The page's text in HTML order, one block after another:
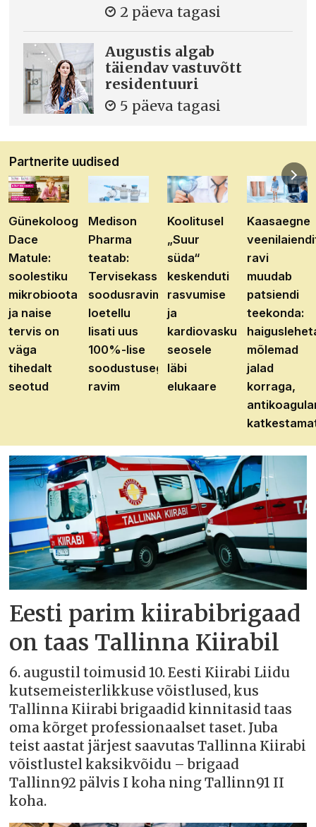
2 päeva tagasi
Augustis algab
täiendav vastuvõtt
residentuuri
5 päeva tagasi
Partnerite uudised
Günekoloog
Dace
Matule:
soolestiku
mikrobioota
ja naise
tervis on
väga
tihedalt
seotud
Medison
Pharma
teatab:
Tervisekassa
soodusravimite
loetellu
lisati uus
100%-lise
soodustusega
ravim
Koolitusel
„Suur
süda“
keskenduti
rasvumise
ja
kardiovaskulaarhaiguste
seosele
läbi
elukaare
Kaasaegne
ravi
muudab
patsiendi
teekonda:
mõlemad
jalad
korraga,
Eesti parim kiirabibrigaad
on taas Tallinna Kiirabil
6. augustil toimusid 10. Eesti Kiirabi Liidu
kutsemeisterlikkuse võistlused, kus
Tallinna Kiirabi brigaadid kinnitasid taas
oma kõrget professionaalset taset. Juba
teist aastat järjest saavutas Tallinna Kiirabi
võistlustel kaksikvõidu – brigaad
Tallinn92 pälvis I koha ning Tallinn91 II
koha.